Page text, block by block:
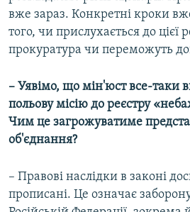
вже зараз. Конкретні кроки
того, чи прислухається до цієї
прокуратура чи переможуть
– Уявімо, що мін'юст все-таки
польову місію до реєстру
Чим це загрожуватиме
об'єднання?
– Правові наслідки в законі
прописані. Це означає